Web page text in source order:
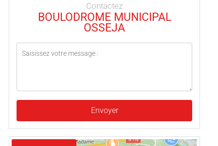
Contactez
BOULODROME MUNICIPAL
OSSEJA
Envoyer